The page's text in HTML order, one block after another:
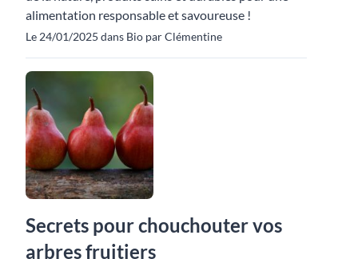
alimentation responsable et savoureuse !
Le 24/01/2025 dans Bio par Clémentine
Secrets pour chouchouter vos
arbres fruitiers